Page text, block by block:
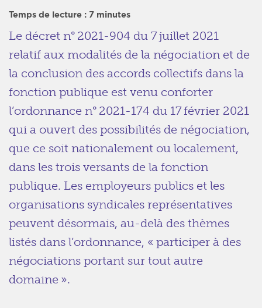
Temps de lecture : 7 minutes
Le décret n° 2021-904 du 7 juillet 2021
relatif aux modalités de la négociation et de
la conclusion des accords collectifs dans la
fonction publique est venu conforter
l’ordonnance n° 2021-174 du 17 février 2021
qui a ouvert des possibilités de négociation,
que ce soit nationalement ou localement,
dans les trois versants de la fonction
publique. Les employeurs publics et les
organisations syndicales représentatives
peuvent désormais, au-delà des thèmes
listés dans l’ordonnance, « participer à des
négociations portant sur tout autre
domaine ».